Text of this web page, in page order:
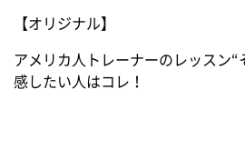
【オリジナル】
アメリカ人トレーナーのレッスン
感したい人はコレ！